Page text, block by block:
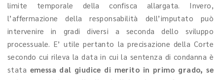
limite temporale della confisca allargata. Invero,
l’affermazione della responsabilità dell’imputato può
intervenire in gradi diversi a seconda dello sviluppo
processuale. E’ utile pertanto la precisazione della Corte
secondo cui rileva la data in cui la sentenza di condanna è
stata emessa dal giudice di merito in primo grado, se